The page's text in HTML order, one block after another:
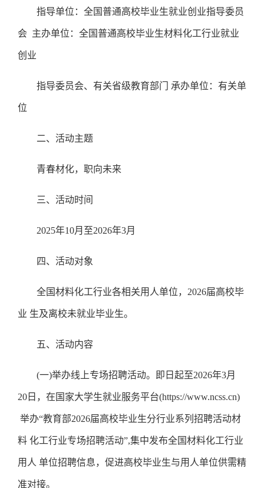
指导单位：全国普通高校毕业生就业创业指导委员
会 主办单位：全国普通高校毕业生材料化工行业就业
创业
指导委员会、有关省级教育部门 承办单位：有关单
位
二、活动主题
青春材化，职向未来
三、活动时间
2025年10月至2026年3月
四、活动对象
全国材料化工行业各相关用人单位， 2026届高校毕
业 生及离校未就业毕业生。
五、活动内容
(一)举办线上专场招聘活动。即日起至2026年3月
20日，在国家大学生就业服务平台(https://www.ncss.cn)
举办“教育部2026届高校毕业生分行业系列招聘活动材
料 化工行业专场招聘活动”,集中发布全国材料化工行业
用人 单位招聘信息，促进高校毕业生与用人单位供需精
准对接。